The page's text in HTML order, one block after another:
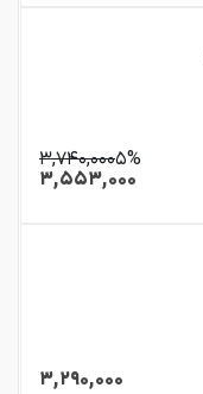
۳,۷۴۰,۰۰۰۵%
۳,۵۵۳,۰۰۰
۳,۲۹۰,۰۰۰